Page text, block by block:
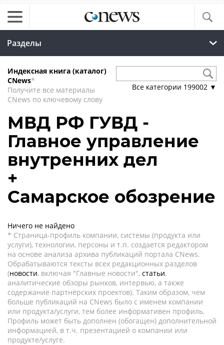
Разделы
Индексная книга (каталог)
CNews*
Получите все материалы
CNews по ключевому слову
Все категории 199002 ▼
МВД РФ ГУВД -
Главное управление
внутренних дел
+
Самарское обозрение
Ничего не найдено
* Страница-профиль компании, системы (продукта или
услуги), технологии, персоны и т.п. создается редактором
на основе анализа архива публикаций портала CNews.
Обрабатываются тексты всех редакционных разделов
(новости, включая "Главные новости", статьи,
аналитические обзоры рынков, интервью, а также
содержание партнёрских проектов). Таким образом, чем
больше публикаций на CNews было с именем компании
или продукта/услуги, тем более информативен профиль.
Профиль может быть дополнен (обогащен) дополнительной
информацией, в т.ч. презентацией о компании или
продукте/услуге.